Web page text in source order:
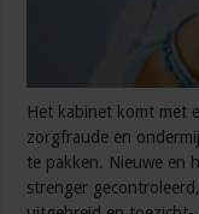
Het kabinet komt met
zorgfraude en
te pakken. Nieuwe en
strenger